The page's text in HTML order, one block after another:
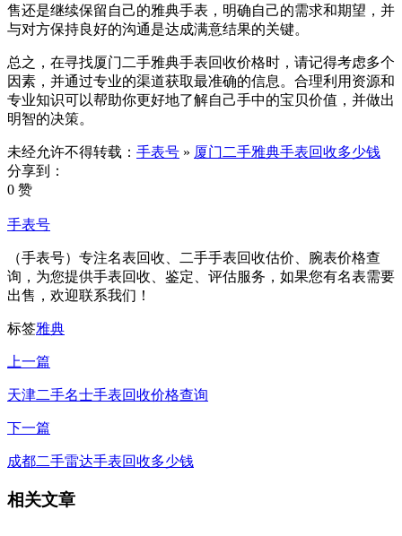
售还是继续保留自己的雅典手表，明确自己的需求和期望，并
与对方保持良好的沟通是达成满意结果的关键。
总之，在寻找厦门二手雅典手表回收价格时，请记得考虑多个
因素，并通过专业的渠道获取最准确的信息。合理利用资源和
专业知识可以帮助你更好地了解自己手中的宝贝价值，并做出
明智的决策。
未经允许不得转载： 手表号 » 厦门二手雅典手表回收多少钱
分享到：
0 赞
手表号
（手表号）专注名表回收、二手手表回收估价、腕表价格查
询，为您提供手表回收、鉴定、评估服务，如果您有名表需要
出售，欢迎联系我们！
标签雅典
上一篇
天津二手名士手表回收价格查询
下一篇
成都二手雷达手表回收多少钱
相关文章